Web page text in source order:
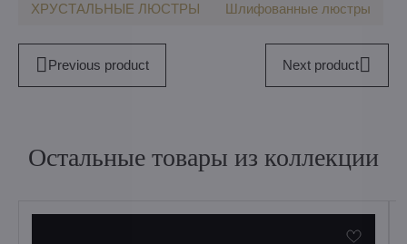
ХРУСТАЛЬНЫЕ ЛЮСТРЫ Шлифованные люстры
Previous product Next product
Остальные товары из коллекции